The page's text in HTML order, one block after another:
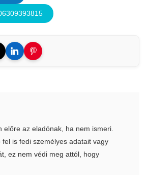
előre az eladónak, ha nem ismeri.
is fedi személyes adatait vagy
ez nem védi meg attól, hogy